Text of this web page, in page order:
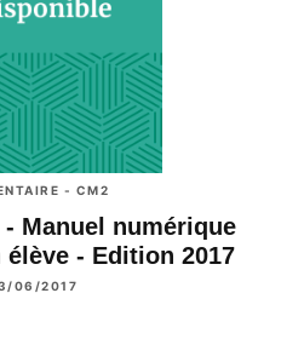
- CM2
- Manuel numérique
- Edition 2017
06/2017